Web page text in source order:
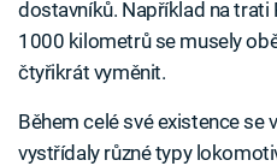
dostavníků. Například na trati
1000 kilometrů se musely
čtyřikrát vyměnit.
Během celé své existence se
vystřídaly různé typy